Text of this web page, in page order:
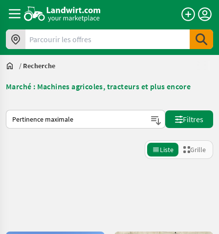
Parcourir les offres
/ Recherche
Marché : Machines agricoles, tracteurs et plus encore
Voici comment les annonces sont triées sur Landwirt.com
Filtres
Liste Grille